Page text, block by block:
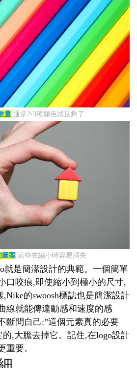
量通常2-3種顏色就足夠了
圖案 這些在縮小時容易消失
就是簡潔設計的典範。一個簡單
口咬痕,即使縮小到極小的尺寸,
的swoosh標誌也是簡潔設計
線就能傳達動感和速度的感
斷問自己:”這個元素真的必要
的,大膽去掉它。記住,在logo設計
重要。